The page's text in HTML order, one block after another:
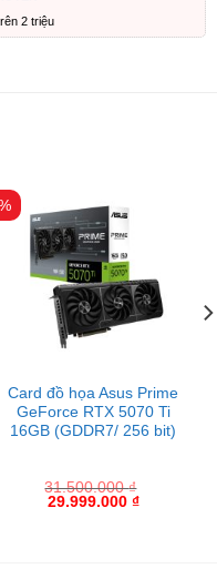
2 triệu
Card đồ họa Asus Prime
GeForce RTX 5070 Ti
16GB (GDDR7/ 256 bit)
31.500.000₫
29.999.000 ₫